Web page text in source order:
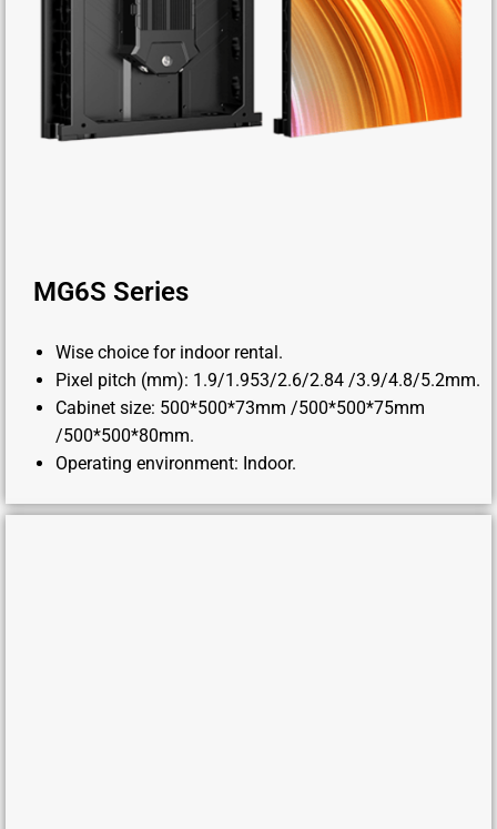
MG6S Series
Wise choice for indoor rental.
Pixel pitch (mm): 1.9/1.953/2.6/2.84 /3.9/4.8/5.2mm.
Cabinet size: 500*500*73mm /500*500*75mm
/500*500*80mm.
Operating environment: Indoor.